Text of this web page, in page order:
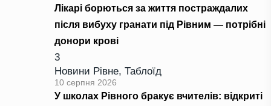
Лікарі борються за життя постраждалих
після вибуху гранати під Рівним — потрібні
донори крові
3
Новини Рівне, Таблоїд
10 серпня 2026
У школах Рівного бракує вчителів: відкриті